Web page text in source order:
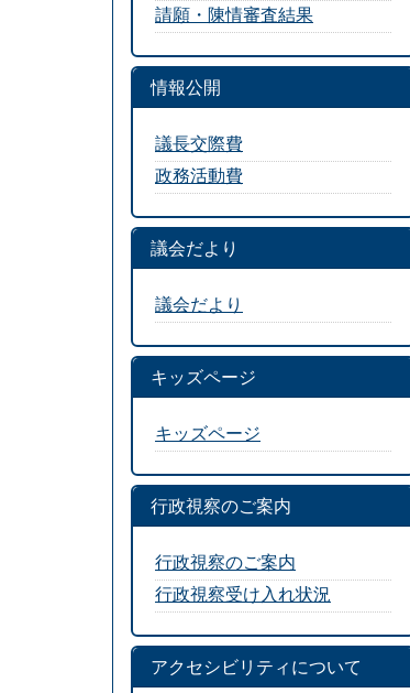
請願・陳情審査結果
情報公開
議長交際費
政務活動費
議会だより
議会だより
キッズページ
キッズページ
行政視察のご案内
行政視察のご案内
行政視察受け入れ状況
アクセシビリティについて